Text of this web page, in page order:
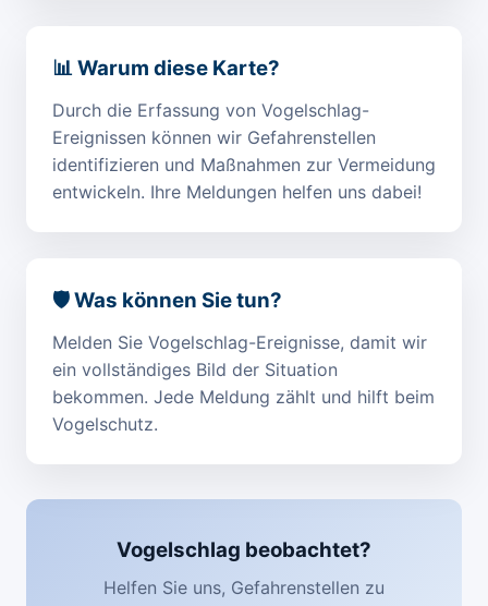
📊 Warum diese Karte?
Durch die Erfassung von Vogelschlag-
Ereignissen können wir Gefahrenstellen
identifizieren und Maßnahmen zur Vermeidung
entwickeln. Ihre Meldungen helfen uns dabei!
🛡️ Was können Sie tun?
Melden Sie Vogelschlag-Ereignisse, damit wir
ein vollständiges Bild der Situation
bekommen. Jede Meldung zählt und hilft beim
Vogelschutz.
Vogelschlag beobachtet?
Helfen Sie uns, Gefahrenstellen zu